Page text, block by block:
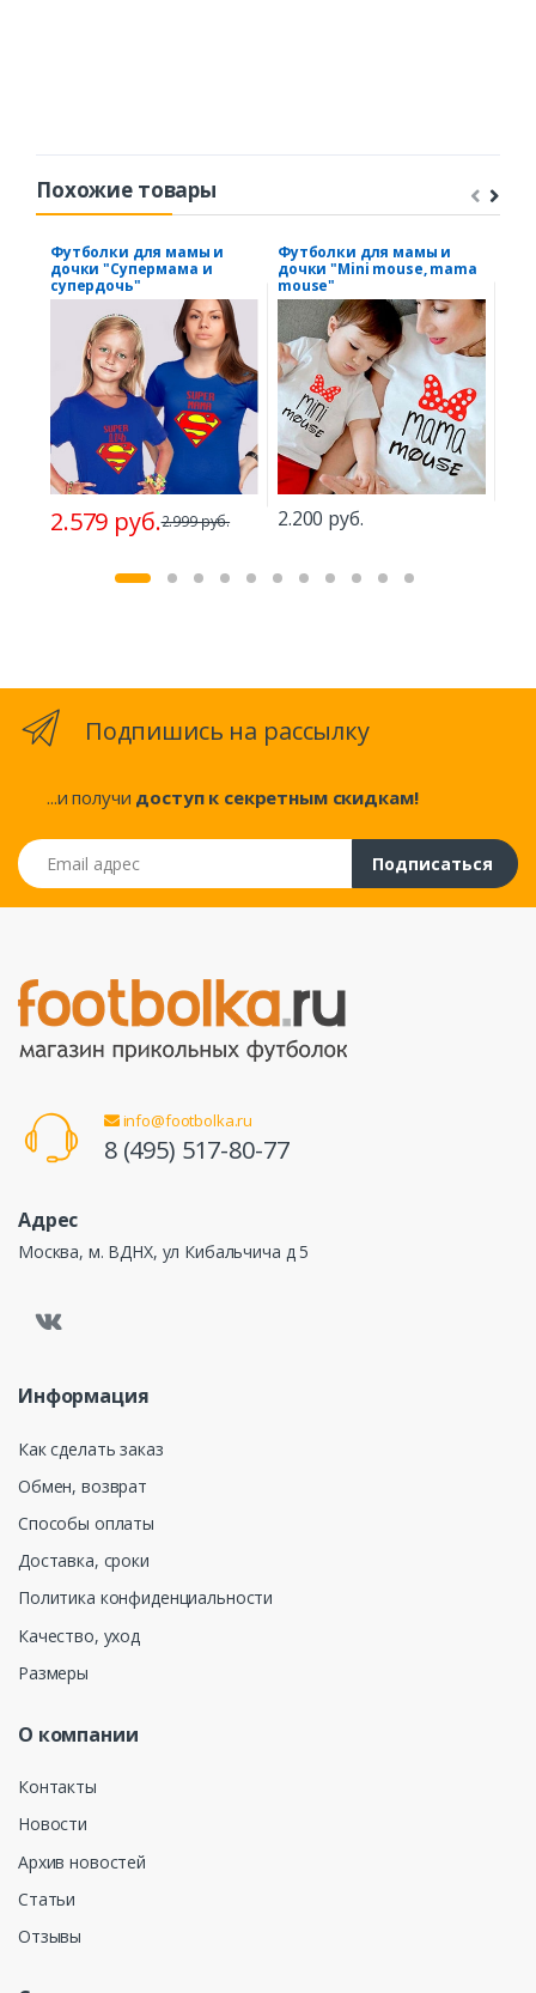
Похожие товары
Футболки для мамы и
дочки "Супермама и
супердочь"
2.579 руб.2.999 руб.
Футболки для мамы и
дочки "Mini mouse, mama
mouse"
2.200 руб.
Подпишись на рассылку
...и получи доступ к секретным скидкам!
Email адрес
Подписаться
info@footbolka.ru
8 (495) 517-80-77
Адрес
Москва, м. ВДНХ, ул Кибальчича д 5
Информация
Как сделать заказ
Обмен, возврат
Способы оплаты
Доставка, сроки
Политика конфиденциальности
Качество, уход
Размеры
О компании
Контакты
Новости
Архив новостей
Статьи
Отзывы